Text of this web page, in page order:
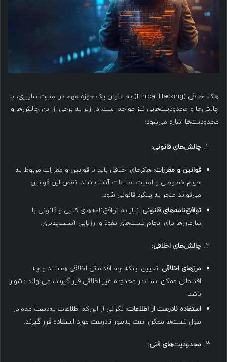
هک اخلاقی (Ethical Hacking) به عنوان یک حوزه مهم در امنیت سایبری، با
چالش‌ها و محدودیت‌هایی نیز مواجه است. در زیر به برخی از این چالش‌ها و
محدودیت‌ها اشاره می‌شود:
چالش‌های قانونی:
قوانین و مقررات: هکرهای اخلاقی باید با قوانین و مقررات مربوط به
حریم خصوصی و امنیت اطلاعات آشنا باشند. نقض این قوانین
می‌تواند منجر به پیگرد قانونی شود.
توافق‌نامه‌های قانونی: نیاز به توافق‌نامه‌های کتبی و قانونی با
سازمان‌ها برای انجام تست‌های نفوذ و ارزیابی آسیب‌پذیری.
چالش‌های اخلاقی:
مرزهای اخلاقی: تعیین اینکه چه اقداماتی اخلاقی هستند و چه
اقداماتی ممکن است در محدوده غیر اخلاقی قرار گیرند، می‌تواند دشوار
باشد.
استفاده نادرست از اطلاعات: نگرانی از این‌که اطلاعات به‌دست‌آمده در
طول تست‌ها ممکن است به‌طور نادرست مورد استفاده قرار گیرند.
محدودیت‌های فنی: